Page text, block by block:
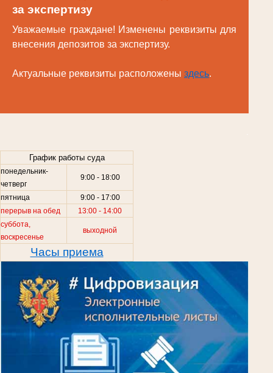
за экспертизу
Уважаемые граждане! Изменены реквизиты для
внесения депозитов за экспертизу.
Актуальные реквизиты расположеныздесь.
График работы суда
понедельник-
четверг
9:00 - 18:00
пятница
9:00 - 17:00
перерыв на обед
13:00 - 14:00
суббота,
воскресенье
выходной
Часы приема